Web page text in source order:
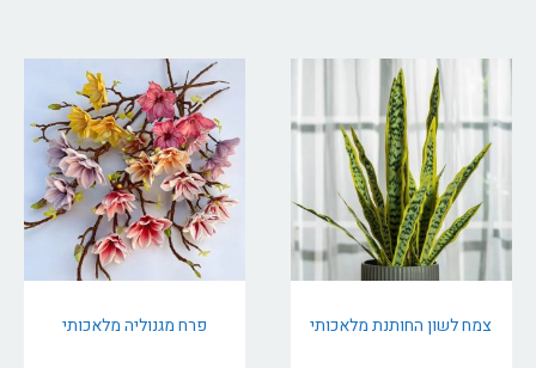
צמח לשון החותנת מלאכותי פרח מגנוליה מלאכותי